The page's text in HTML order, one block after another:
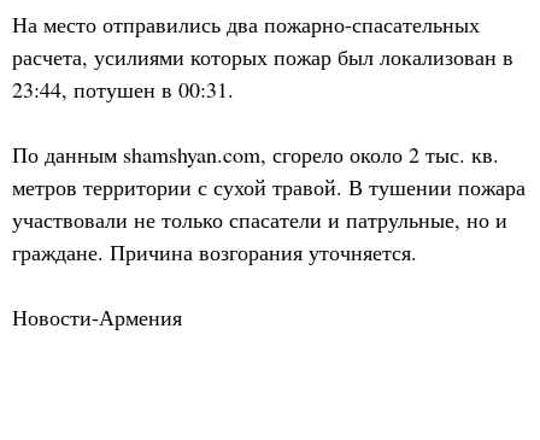
На место отправились два пожарно-спасательных
расчета, усилиями которых пожар был локализован в
23:44, потушен в 00:31.
По данным shamshyan.com, сгорело около 2 тыс. кв.
метров территории с сухой травой. В тушении пожара
участвовали не только спасатели и патрульные, но и
граждане. Причина возгорания уточняется.
Новости-Армения